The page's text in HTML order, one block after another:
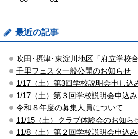
最近の記事
吹田･摂津･東淀川地区「府立学校
千里フェスタ一般公開のお知らせ
1/17（土）第3回学校説明会申し込
1/17（土）第３回学校説明会申込
令和８年度の募集人員について
11/15（土）クラブ体験会のお知ら
11/8（土）第２回学校説明会申込